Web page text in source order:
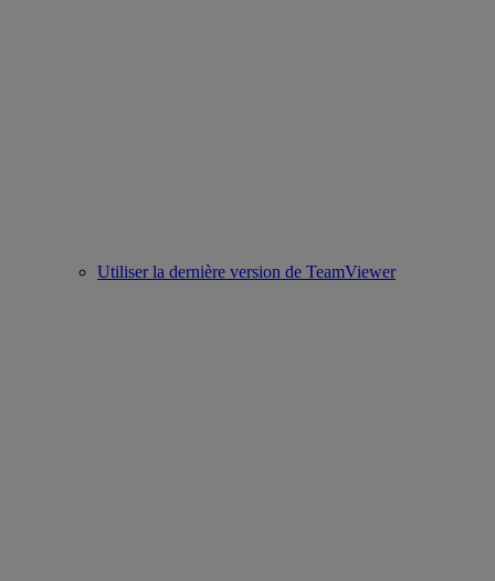
Utiliser la dernière version de TeamViewer